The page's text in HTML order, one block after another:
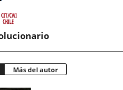
Más del autor